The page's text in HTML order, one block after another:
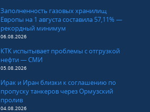
Заполненность газовых хранилищ
Европы на 1 августа составила 57,11% —
рекордный минимум
06.08.2026
КТК испытывает проблемы с отгрузкой
нефти — СМИ
05.08.2026
Ирак и Иран близки к соглашению по
пропуску танкеров через Ормузский
пролив
04.08.2026